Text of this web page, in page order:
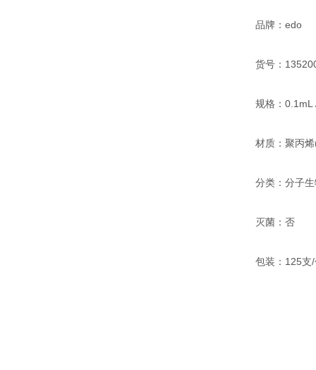
品牌：edo
货号：
规格：0.1mL
材质：聚丙
分类：分子
灭菌：否
包装：125支